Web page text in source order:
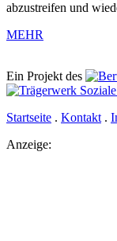
abzustreifen und
MEHR
Ein Projekt des
Startseite . Kontakt .
Anzeige: